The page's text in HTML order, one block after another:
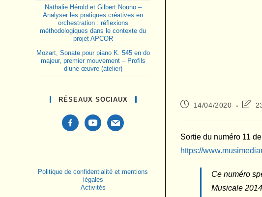
Publication
14/04/2020
Sortie du numéro 11 de
https://
Ce numéro
Musicale
Nathalie Hérold et Gilbert Nouno –
Analyser les pratiques créatives en
orchestration : réflexions
méthodologiques dans le contexte du
projet APCOR
Mozart, Sonate pour piano K. 545 en do
majeur, premier mouvement – Profils
d’une œuvre (atelier)
RÉSEAUX SOCIAUX
facebook-
alt
youtubemail
Politique de confidentialité et mentions
légales
Activités